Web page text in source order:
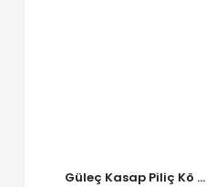
Güleç Kasap Piliç Kö ...